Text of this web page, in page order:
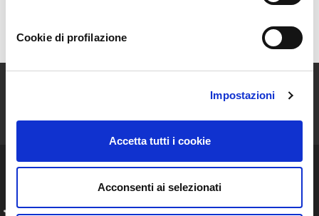
Cookie di profilazione
Impostazioni
Accetta tutti i cookie
Acconsenti ai selezionati
ISCRIVITI ALLA NEWSLETTER
Resta aggiornato sulle storie e le novità della nostra Community!